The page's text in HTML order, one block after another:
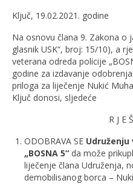
Ključ, 19.02.2021. godine
Na osnovu člana 9. Zakona o
glasnik USK“, broj: 15/10), a
veterana odreda policije
godine za izdavanje
priloga za liječenje Nukić
Ključ donosi, sljedeće
R J E
ODOBRAVA SE
„BOSNA 5“ da može
liječenje člana Udruženja,
demobilisanog borca –